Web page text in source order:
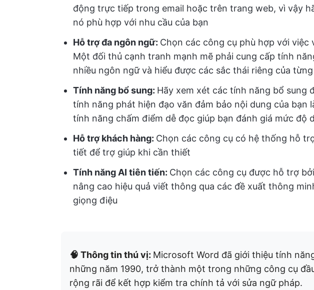
động trực tiếp trong email hoặc trên trang web, vì vậy
nó phù hợp với nhu cầu của bạn
Hỗ trợ đa ngôn ngữ: Chọn các công cụ phù hợp với việc
Một đối thủ cạnh tranh mạnh mẽ phải cung cấp tính
nhiều ngôn ngữ và hiểu được các sắc thái riêng của
Tính năng bổ sung: Hãy xem xét các tính năng bổ sung
tính năng phát hiện đạo văn đảm bảo nội dung của bạn
tính năng chấm điểm dễ đọc giúp bạn đánh giá mức độ
Hỗ trợ khách hàng: Chọn các công cụ có hệ thống hỗ
tiết để trợ giúp khi cần thiết
Tính năng AI tiên tiến: Chọn các công cụ được hỗ trợ
nâng cao hiệu quả viết thông qua các đề xuất thông
giọng điệu
🧠 Thông tin thú vị: Microsoft Word đã giới thiệu tính
những năm 1990, trở thành một trong những công cụ
rộng rãi để kết hợp kiểm tra chính tả với sửa ngữ pháp.